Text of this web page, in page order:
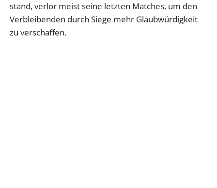
stand, verlor meist seine letzten Matches, um den
Verbleibenden durch Siege mehr Glaubwürdigkeit
zu verschaffen.